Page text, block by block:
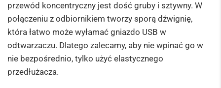
przewód koncentryczny jest dość gruby i sztywny. W
połączeniu z odbiornikiem tworzy sporą dźwignię,
która łatwo może wyłamać gniazdo USB w
odtwarzaczu. Dlatego zalecamy, aby nie wpinać go w
nie bezpośrednio, tylko użyć elastycznego
przedłużacza.